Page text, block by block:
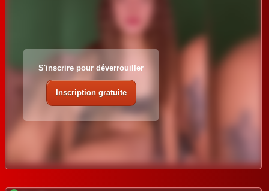
S'inscrire pour déverrouiller
Inscription gratuite